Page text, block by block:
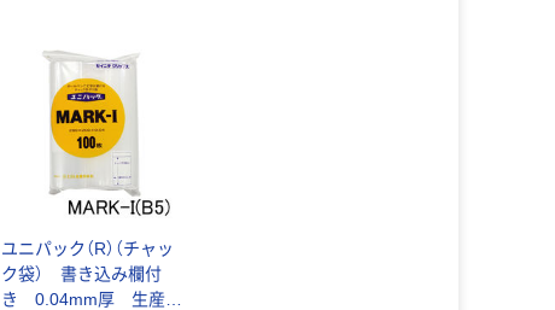
ユニパック（R）（チャッ
ク袋） 書き込み欄付
き 0.04mm厚 生産日